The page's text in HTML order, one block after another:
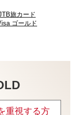
旅カード
ゴールド
重視する方